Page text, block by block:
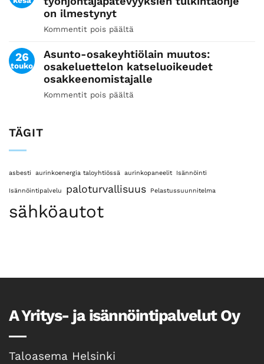
rakentamiseen, poikkeamisluvan
tarve
ja
on ilmestynyt
Kommentit pois päältä
Lakisääteisten
suunnittelija-
ja
26
touko
Asunto-osakeyhtiölain muutos:
osakeluettelon katseluoikeudet
osakkeenomistajalle
Kommentit pois päältä
osakkeenomistajalle
TÄGIT
asbesti aurinkoenergia taloyhtiössä aurinkopaneelit Isännöinti
Isännöintipalvelu paloturvallisuus Pelastussuunnitelma
sähköautot
A Yritys- ja isännöintipalvelut Oy
Taloasema Helsinki